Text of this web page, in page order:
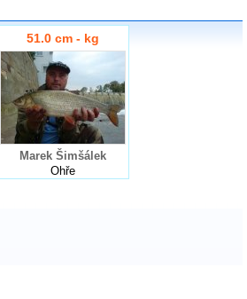
51.0 cm - kg
Marek Šimšálek
Ohře